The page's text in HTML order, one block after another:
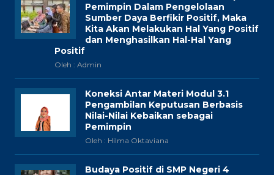
Pemimpin Dalam Pengelolaan
Sumber Daya Berfikir Positif, Maka
Kita Akan Melakukan Hal Yang Positif
dan Menghasilkan Hal-Hal Yang
Positif
Oleh : Admin
Koneksi Antar Materi Modul 3.1
Pengambilan Keputusan Berbasis
Nilai-Nilai Kebaikan sebagai
Pemimpin
Oleh : Hilma Oktaviana
Budaya Positif di SMP Negeri 4